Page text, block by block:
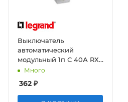
Выключатель
автоматический
модульный 1п С 40А RХЗ
4,5кА
Много
362 ₽